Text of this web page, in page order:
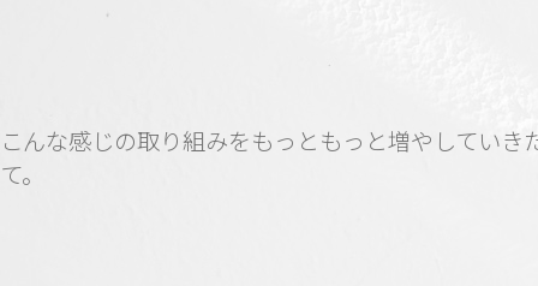
こんな感じの取り組みをもっともっと増やしていき
て。